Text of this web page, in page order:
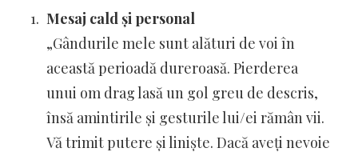
Mesaj cald și personal
„Gândurile mele sunt alături de voi în
această perioadă dureroasă. Pierderea
unui om drag lasă un gol greu de descris,
însă amintirile și gesturile lui/ei rămân vii.
Vă trimit putere și liniște. Dacă aveți nevoie